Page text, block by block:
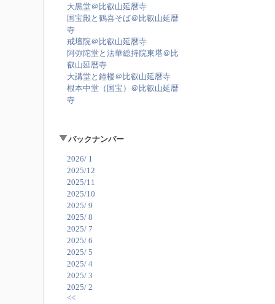
大黒堂＠比叡山延暦寺
国宝殿と鶴喜そば＠比叡山延暦
寺
戒壇院＠比叡山延暦寺
阿弥陀堂と法華総持院東塔＠比
叡山延暦寺
大講堂と鐘楼＠比叡山延暦寺
根本中堂（国宝）＠比叡山延暦
寺
バックナンバー
2026/ 1
2025/12
2025/11
2025/10
2025/ 9
2025/ 8
2025/ 7
2025/ 6
2025/ 5
2025/ 4
2025/ 3
2025/ 2
<<